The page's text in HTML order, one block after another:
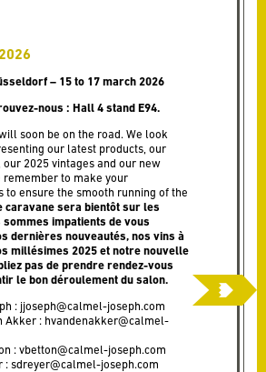
– 15 to 17 march 2026
nous : Hall 4 stand E94.
soon be on the road. We look
our latest products, our
our 2025 vintages and our new
remember to make your
to ensure the smooth running of the
caravane sera bientôt sur les
impatients de vous
dernières nouveautés, nos vins à
millésimes 2025 et notre nouvelle
pas de prendre rendez-vous
le bon déroulement du salon.
: jjoseph@calmel-joseph.com
Akker : hvandenakker@calmel-
:vbetton@calmel-joseph.com
: sdreyer@calmel-joseph.com